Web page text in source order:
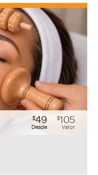
$49
Desde
$105
Valor